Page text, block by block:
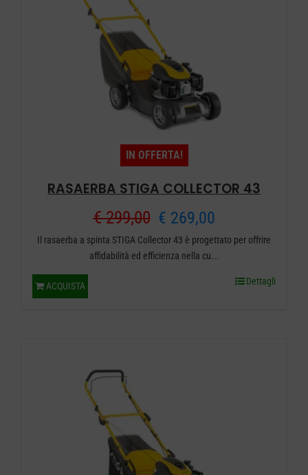
IN OFFERTA!
RASAERBA STIGA COLLECTOR 43
€299,00 Il
prezzo
€ 269,00Il
prezzo
Il rasaerba a spinta STIGA Collector 43 è progettato per offrire
affidabilità ed efficienza nella cu...
ACQUISTA Dettagli